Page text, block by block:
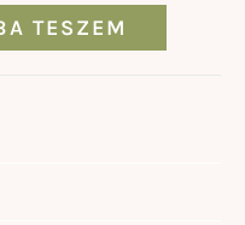
TESZEM